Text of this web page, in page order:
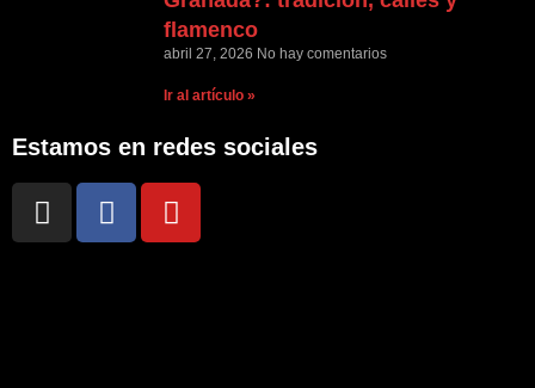
flamenco
abril 27, 2026 No hay comentarios
Ir al artículo »
Estamos en redes sociales